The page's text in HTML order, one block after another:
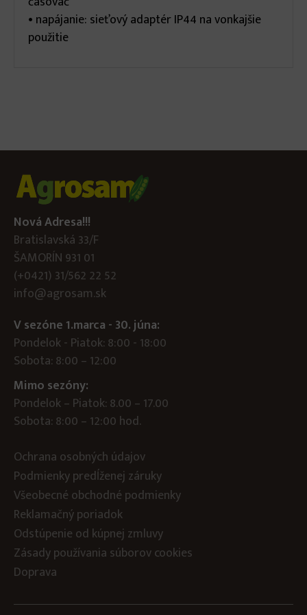
• napájanie: sieťový adaptér IP44 na vonkajšie
použitie
Nová Adresa!!!
Bratislavská 33/F
ŠAMORÍN 931 01
(+0421) 31/562 22 52
info@agrosam.sk
V sezóne 1.marca - 30. júna:
Pondelok - Piatok: 8:00 - 18:00
Sobota: 8:00 – 12:00
Mimo sezóny:
Pondelok – Piatok: 8.00 – 17.00
Sobota: 8:00 – 12:00 hod.
Ochrana osobných údajov
Podmienky predĺženej záruky
Všeobecné obchodné podmienky
Reklamačný poriadok
Odstúpenie od kúpnej zmluvy
Zásady používania súborov cookies
Doprava